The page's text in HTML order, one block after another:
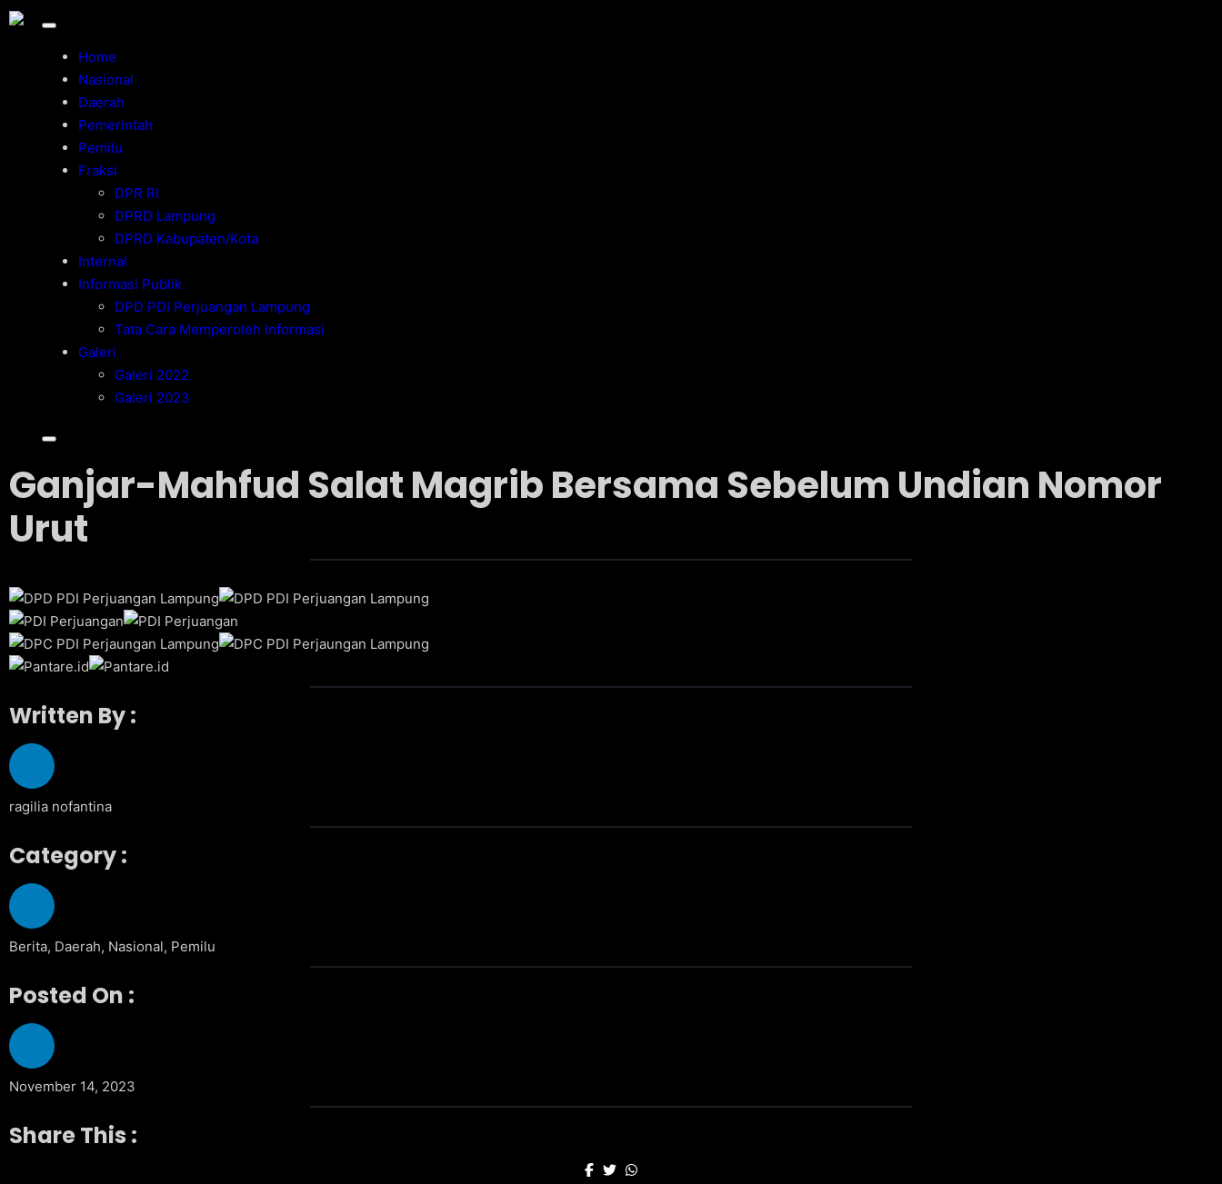
Home
Nasional
Daerah
Pemerintah
Pemilu
Fraksi
DPR RI
DPRD Lampung
DPRD Kabupaten/Kota
Internal
Informasi Publik
DPD PDI Perjuangan Lampung
Tata Cara Memperoleh Informasi
Galeri
Galeri 2022
Galeri 2023
Ganjar-Mahfud Salat Magrib Bersama Sebelum Undian Nomor
Urut
Written By :
ragilia nofantina
Category :
Berita, Daerah, Nasional, Pemilu
Posted On :
November 14, 2023
Share This :